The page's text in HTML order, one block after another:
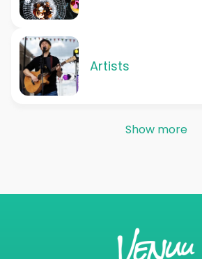
Artists
Show more